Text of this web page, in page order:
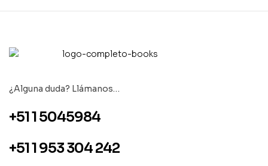
¿Alguna duda? Llámanos…
+51 1 5045984
+51 1 953 304 242